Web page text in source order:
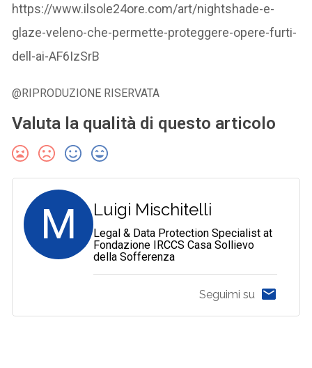
https://www.ilsole24ore.com/art/nightshade-e-
glaze-veleno-che-permette-proteggere-opere-furti-
dell-ai-AF6IzSrB
@RIPRODUZIONE RISERVATA
Valuta la qualità di questo articolo
M Luigi Mischitelli
Legal & Data Protection Specialist at
Fondazione IRCCS Casa Sollievo
della Sofferenza
Seguimi su